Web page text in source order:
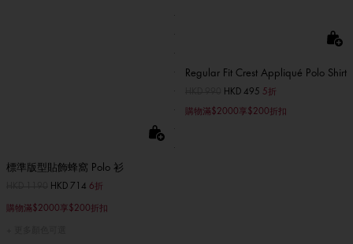
標準版型貼飾蜂窩 Polo 衫
至HKD 714 6折
購物滿$2000享$200折扣
Regular Fit Crest Appliqué Polo Shirt
價格扣減從至HKD 495 5折
購物滿$2000享$200折扣